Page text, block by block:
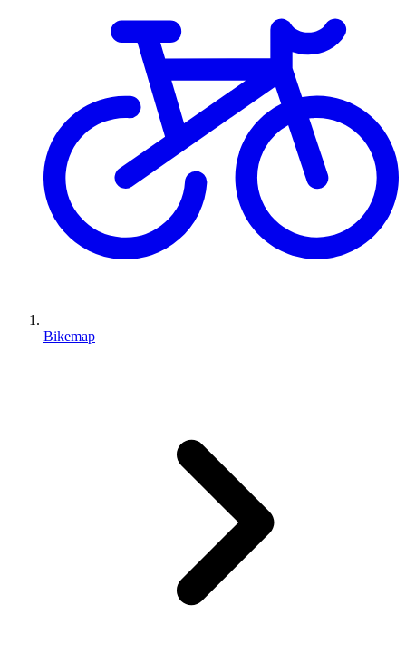
Bikemap